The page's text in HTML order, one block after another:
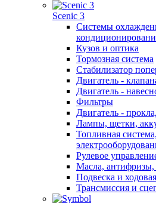
Scenic 3
Системы
Кузов и оптика
Тормозная система
Стабилизатор
Двигатель -
Двигатель -
Фильтры
Двигатель -
Лампы, щетки,
Топливная
Рулевое
Масла, антифризы,
Подвеска и ходовая
Трансмиссия и